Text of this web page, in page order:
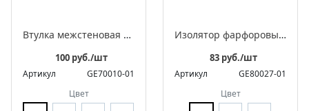
Втулка межстеновая фарфоровая
100 руб./шт
Артикул
GE70010-01
Цвет
Изолятор фарфоровый квадратный для монтажа витого ретро провода, в комплекте с саморезом
83 руб./шт
Артикул
GE80027-01
Цвет